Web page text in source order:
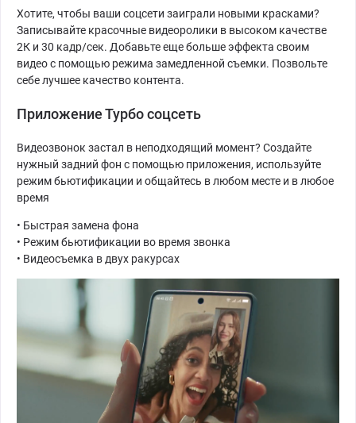
Хотите, чтобы ваши соцсети заиграли новыми красками?
Записывайте красочные видеоролики в высоком качестве
2К и 30 кадр/сек. Добавьте еще больше эффекта своим
видео с помощью режима замедленной съемки. Позвольте
себе лучшее качество контента.
Приложение Турбо соцсеть
Видеозвонок застал в неподходящий момент? Создайте
нужный задний фон с помощью приложения, используйте
режим бьютификации и общайтесь в любом месте и в любое
время
• Быстрая замена фона
• Режим бьютификации во время звонка
• Видеосъемка в двух ракурсах